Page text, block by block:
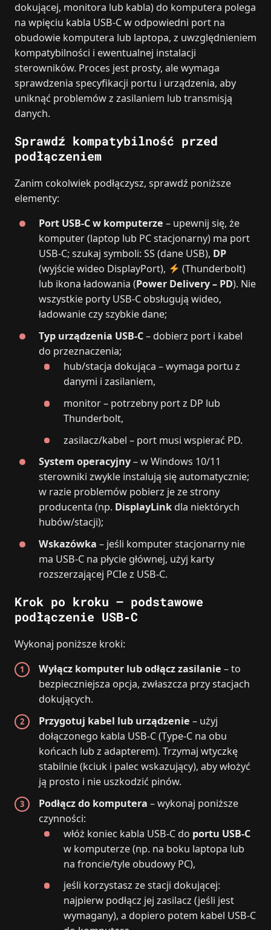
dokującej, monitora lub kabla) do komputera polega
na wpięciu kabla USB‑C w odpowiedni port na
obudowie komputera lub laptopa, z uwzględnieniem
kompatybilności i ewentualnej instalacji
sterowników. Proces jest prosty, ale wymaga
sprawdzenia specyfikacji portu i urządzenia, aby
uniknąć problemów z zasilaniem lub transmisją
danych.
Sprawdź kompatybilność przed
podłączeniem
Zanim cokolwiek podłączysz, sprawdź poniższe
elementy:
Port USB‑C w komputerze – upewnij się, że
komputer (laptop lub PC stacjonarny) ma port
USB‑C; szukaj symboli: SS (dane USB), DP
(wyjście wideo DisplayPort),
(Thunderbolt)
lub ikona ładowania (Power Delivery – PD). Nie
wszystkie porty USB‑C obsługują wideo,
ładowanie czy szybkie dane;
Typ urządzenia USB‑C– dobierz port i kabel
do przeznaczenia;
hub/stacja dokująca – wymaga portu z
danymi i zasilaniem,
monitor – potrzebny port z DP lub
Thunderbolt,
zasilacz/kabel – port musi wspierać PD.
System operacyjny– w Windows 10/11
sterowniki zwykle instalują się automatycznie;
w razie problemów pobierz je ze strony
producenta (np. DisplayLink dla niektórych
hubów/stacji);
Wskazówka – jeśli komputer stacjonarny nie
ma USB‑C na płycie głównej, użyj karty
rozszerzającej PCIe z USB‑C.
Krok po kroku – podstawowe
podłączenie USB‑C
Wykonaj poniższe kroki:
Wyłącz komputer lub odłącz zasilanie – to
bezpieczniejsza opcja, zwłaszcza przy stacjach
dokujących.
Przygotuj kabel lub urządzenie – użyj
dołączonego kabla USB‑C (Type‑C na obu
końcach lub z adapterem). Trzymaj wtyczkę
stabilnie (kciuk i palec wskazujący), aby włożyć
ją prosto i nie uszkodzić pinów.
Podłącz do komputera – wykonaj poniższe
czynności:
włóż koniec kabla USB‑C do portu USB‑C
w komputerze (np. na boku laptopa lub
na froncie/tyle obudowy PC),
jeśli korzystasz ze stacji dokującej:
najpierw podłącz jej zasilacz (jeśli jest
wymagany), a dopiero potem kabel USB‑C